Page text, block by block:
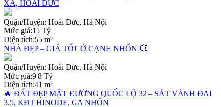
XÁ, HOÀI ĐỨC
Quận/Huyện: Hoài Đức, Hà Nội
Mức giá:15 Tỷ
Diện tích:55 m²
NHÀ ĐẸP – GIÁ TỐT Ở CẠNH NHỔN 💥
Quận/Huyện: Hoài Đức, Hà Nội
Mức giá:9.8 Tỷ
Diện tích:41 m²
🔥 ĐẤT ĐẸP MẶT ĐƯỜNG QUỐC LỘ 32 – SÁT VÀNH ĐAI
3.5, KĐT HINODE, GA NHỔN